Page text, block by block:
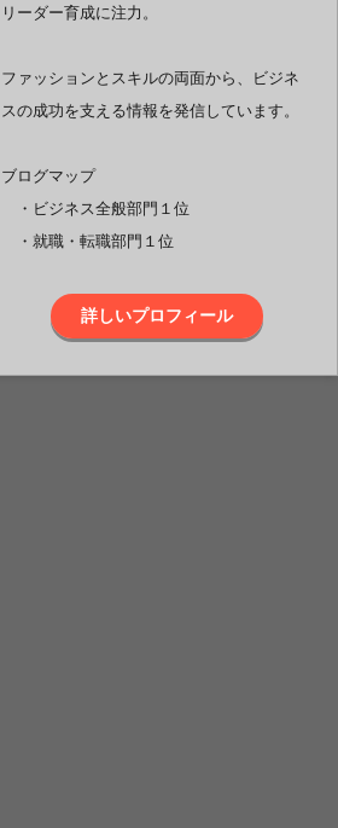
リーダー育成に注力。
ファッションとスキルの両面から、ビジネ
スの成功を支える情報を発信しています。
ブログマップ
・ビジネス全般部門１位
・就職・転職部門１位
詳しいプロフィール